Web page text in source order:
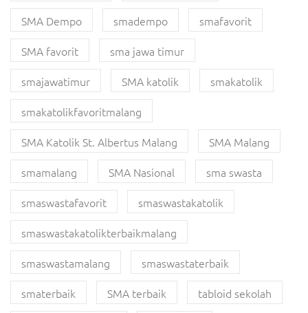
SMA Dempo
smadempo
smafavorit
SMA favorit
sma jawa timur
smajawatimur
SMA katolik
smakatolik
smakatolikfavoritmalang
SMA Katolik St. Albertus Malang
SMA Malang
smamalang
SMA Nasional
sma swasta
smaswastafavorit
smaswastakatolik
smaswastakatolikterbaikmalang
smaswastamalang
smaswastaterbaik
smaterbaik
SMA terbaik
tabloid sekolah